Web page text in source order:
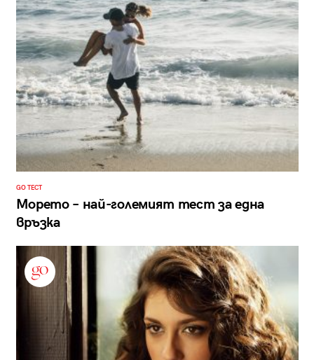
GO ТЕСТ
Морето – най-големият тест за една
връзка